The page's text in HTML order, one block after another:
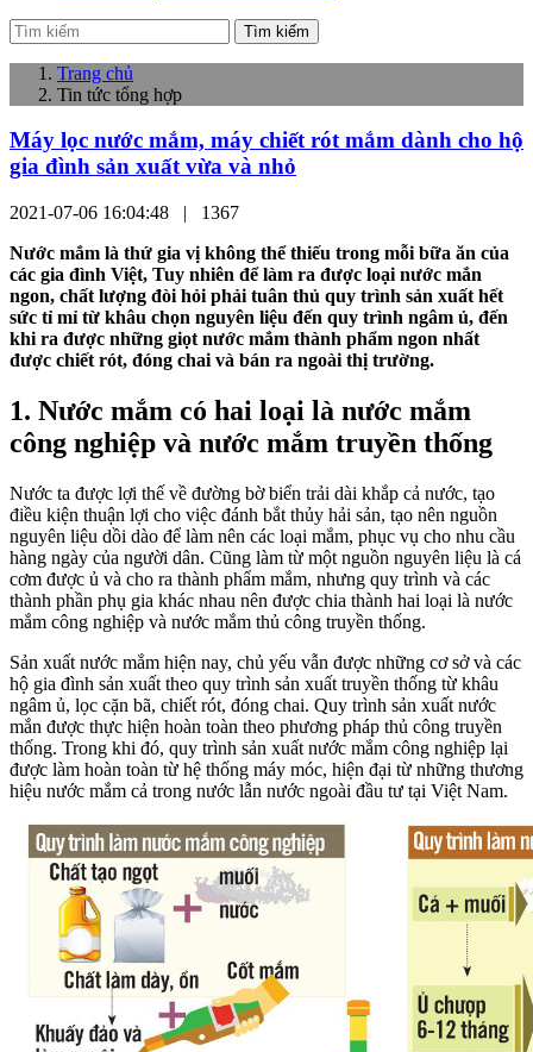
Tìm kiếm
Trang chủ
Tin tức tổng hợp
Máy lọc nước mắm, máy chiết rót mắm dành cho hộ
gia đình sản xuất vừa và nhỏ
2021-07-06 16:04:48 | 1367
Nước mắm là thứ gia vị không thể thiếu trong mỗi bữa ăn của
các gia đình Việt, Tuy nhiên để làm ra được loại nước mắn
ngon, chất lượng đòi hỏi phải tuân thủ quy trình sản xuất hết
sức tỉ mỉ từ khâu chọn nguyên liệu đến quy trình ngâm ủ, đến
khi ra được những giọt nước mắm thành phẩm ngon nhất
được chiết rót, đóng chai và bán ra ngoài thị trường.
1. Nước mắm có hai loại là nước mắm
công nghiệp và nước mắm truyền thống
Nước ta được lợi thế về đường bờ biển trải dài khắp cả nước, tạo
điều kiện thuận lợi cho việc đánh bắt thủy hải sản, tạo nên nguồn
nguyên liệu dồi dào để làm nên các loại mắm, phục vụ cho nhu cầu
hàng ngày của người dân. Cũng làm từ một nguồn nguyên liệu là cá
cơm được ủ và cho ra thành phẩm mắm, nhưng quy trình và các
thành phần phụ gia khác nhau nên được chia thành hai loại là nước
mắm công nghiệp và nước mắm thủ công truyền thống.
Sản xuất nước mắm hiện nay, chủ yếu vẫn được những cơ sở và các
hộ gia đình sản xuất theo quy trình sản xuất truyền thống từ khâu
ngâm ủ, lọc cặn bã, chiết rót, đóng chai. Quy trình sản xuất nước
mắn được thực hiện hoàn toàn theo phương pháp thủ công truyền
thống. Trong khi đó, quy trình sản xuất nước mắm công nghiệp lại
được làm hoàn toàn từ hệ thống máy móc, hiện đại từ những thương
hiệu nước mắm cả trong nước lẫn nước ngoài đầu tư tại Việt Nam.